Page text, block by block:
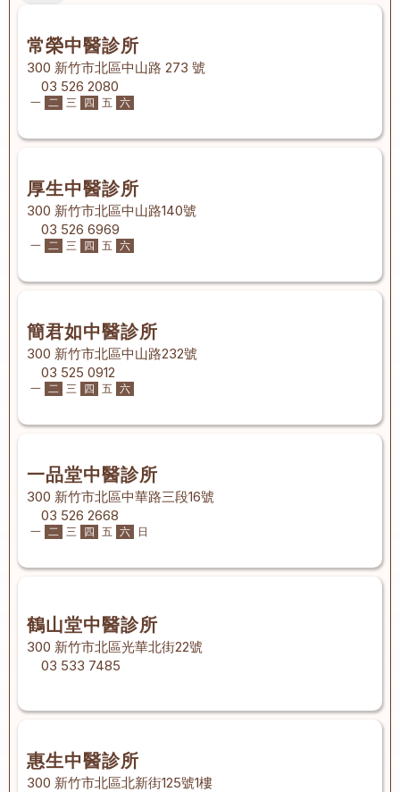
常榮中醫診所
300 新竹市北區中山路 273 號
03 526 2080
一 二 三 四 五 六
厚生中醫診所
300 新竹市北區中山路140號
03 526 6969
一 二 三 四 五 六
簡君如中醫診所
300 新竹市北區中山路232號
03 525 0912
一 二 三 四 五 六
一品堂中醫診所
300 新竹市北區中華路三段16號
03 526 2668
一 二 三 四 五 六 日
鶴山堂中醫診所
300 新竹市北區光華北街22號
03 533 7485
惠生中醫診所
300 新竹市北區北新街125號1樓